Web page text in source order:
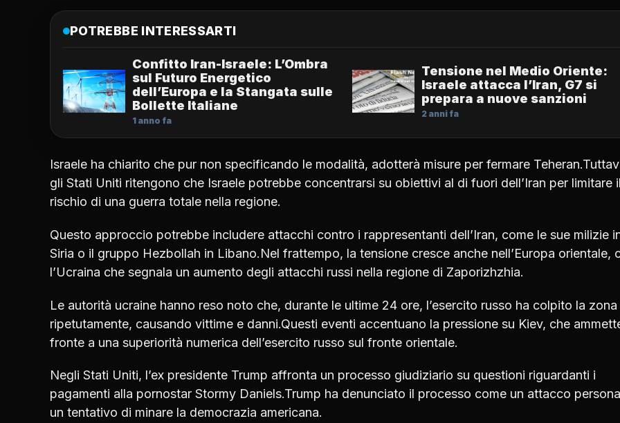
POTREBBE INTERESSARTI
Confitto Iran-Israele: L’Ombra
sul Futuro Energetico
dell’Europa e la Stangata sulle
Bollette Italiane
1 anno fa
Tensione nel Medio Oriente:
Israele attacca l’Iran, G7 si
prepara a nuove sanzioni
2 anni fa
Israele ha chiarito che pur non specificando le modalità, adotterà misure per fermare
gli Stati Uniti ritengono che Israele potrebbe concentrarsi su obiettivi al di fuori dell’Iran per limitare il
rischio di una guerra totale nella regione.
Questo approccio potrebbe includere attacchi contro i rappresentanti dell’Iran, come le sue milizie
Siria o il gruppo Hezbollah in Libano.Nel frattempo, la tensione cresce anche nell’Europa orientale,
l’Ucraina che segnala un aumento degli attacchi russi nella regione di Zaporizhzhia.
Le autorità ucraine hanno reso noto che, durante le ultime 24 ore, l’esercito russo ha colpito la zona
ripetutamente, causando vittime e danni.Questi eventi accentuano la pressione su Kiev, che
fronte a una superiorità numerica dell’esercito russo sul fronte orientale.
Negli Stati Uniti, l’ex presidente Trump affronta un processo giudiziario su questioni riguardanti i
pagamenti alla pornostar Stormy Daniels.Trump ha denunciato il processo come un attacco
un tentativo di minare la democrazia americana.